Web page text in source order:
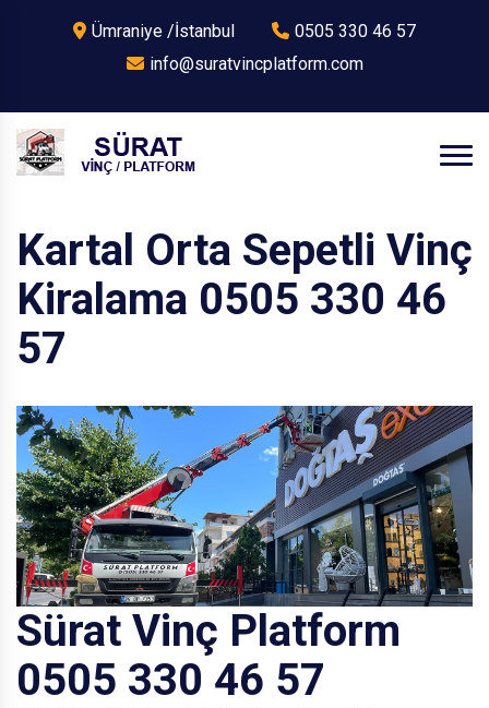
Ümraniye /İstanbul
0505 330 46 57
info@suratvincplatform.com
Kartal Orta Sepetli Vinç
Kiralama 0505 330 46
57
Sürat Vinç Platform
0505 330 46 57